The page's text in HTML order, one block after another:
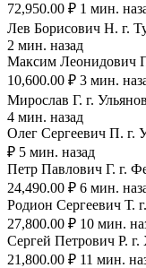
72,950.00 ₽ 1 мин.
Лев Борисович Н. г.
2 мин. назад
Максим Леонидович
10,600.00 ₽ 3 мин.
Мирослав Г. г.
4 мин. назад
Олег Сергеевич П. г.
₽ 5 мин. назад
Петр Павлович Г. г.
24,490.00 ₽ 6 мин.
Родион Сергеевич Т.
27,800.00 ₽ 10 мин.
Сергей Петрович Р.
21,800.00 ₽ 11 мин.